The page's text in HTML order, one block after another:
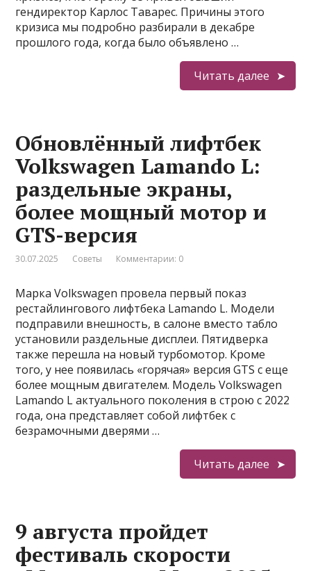
гендиректор Карлос Таварес. Причины этого
кризиса мы подробно разбирали в декабре
прошлого года, когда было объявлено …
Читать далее
Обновлённый лифтбек
Volkswagen Lamando L:
раздельные экраны,
более мощный мотор и
GTS-версия
30.07.2025 Советы Комментарии: 0
Марка Volkswagen провела первый показ
рестайлингового лифтбека Lamando L. Модели
подправили внешность, в салоне вместо табло
установили раздельные дисплеи. Пятидверка
также перешла на новый турбомотор. Кроме
того, у нее появилась «горячая» версия GTS с еще
более мощным двигателем. Модель Volkswagen
Lamando L актуального поколения в строю с 2022
года, она представляет собой лифтбек с
безрамочными дверями …
Читать далее
9 августа пройдет
фестиваль скорости